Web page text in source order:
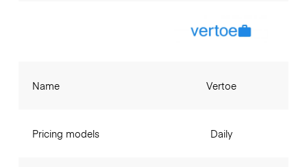
Name
Pricing models
Vertoe
Daily